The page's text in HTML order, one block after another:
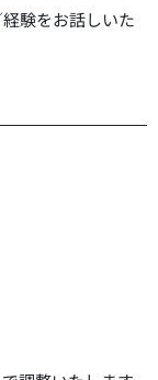
験をお話しいた